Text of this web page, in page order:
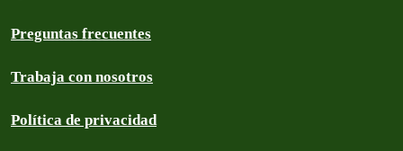
Preguntas frecuentes
Trabaja con nosotros
Política de privacidad